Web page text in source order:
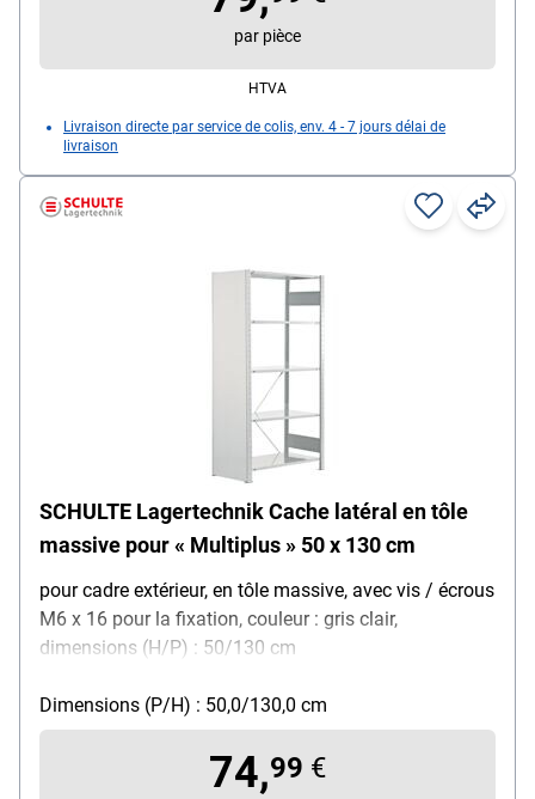
par pièce
HTVA
Livraison directe par service de colis, env. 4 - 7 jours délai de
livraison
SCHULTE Lagertechnik Cache latéral en tôle
massive pour « Multiplus » 50 x 130 cm
pour cadre extérieur, en tôle massive, avec vis / écrous
M6 x 16 pour la fixation, couleur : gris clair,
dimensions (H/P) : 50/130 cm
Dimensions (P/H) : 50,0/130,0 cm
74,99 €